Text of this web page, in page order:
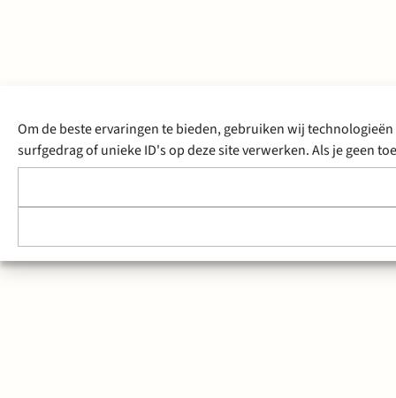
Om de beste ervaringen te bieden, gebruiken wij
surfgedrag of unieke ID's op deze site verwerken. Als je geen